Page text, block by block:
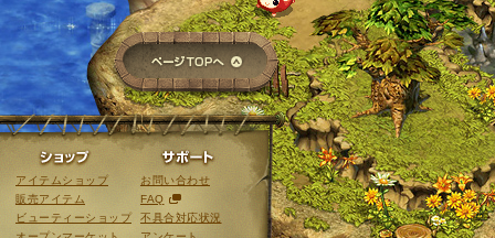
ページTOPへ
ライブラリ ショップ
アイテムショップ
販売アイテム
ビューティーショップ
サポート
お問い合わせ
FAQ
不具合対応状況